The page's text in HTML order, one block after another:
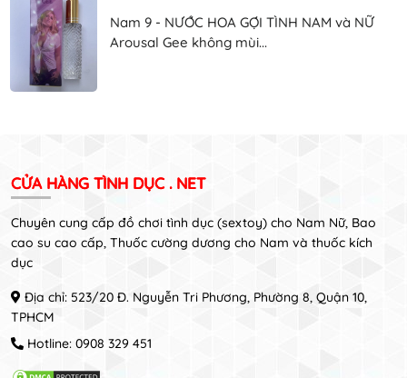
Nam 9 - NƯỚC HOA GỢI TÌNH NAM và NỮ
Arousal Gee không mùi...
CỬA HÀNG TÌNH DỤC . NET
Chuyên cung cấp đồ chơi tình dục (sextoy) cho Nam Nữ, Bao
cao su cao cấp, Thuốc cường dương cho Nam và thuốc kích
dục
Địa chỉ: 523/20 Đ. Nguyễn Tri Phương, Phường 8, Quận 10,
TPHCM
Hotline: 0908 329 451